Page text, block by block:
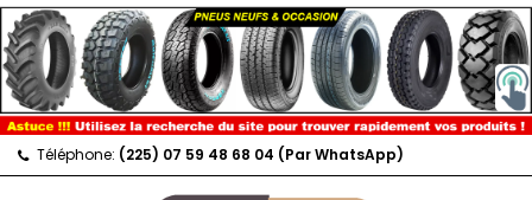
Téléphone: (225) 07 59 48 68 04 (Par WhatsApp)